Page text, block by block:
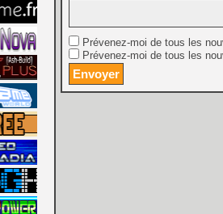
Prévenez-moi de tous les
Prévenez-moi de tous les